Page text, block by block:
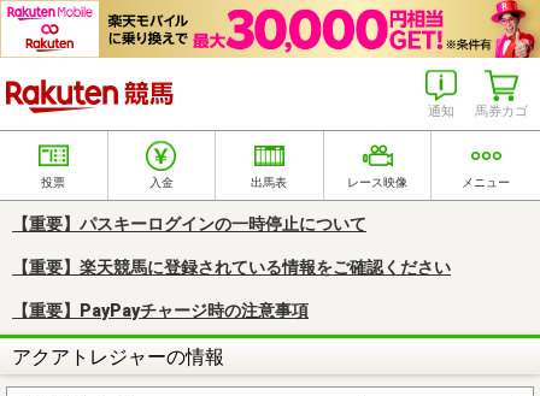
馬券カゴ
通知
投票 入金 出馬表 レース映像 メニュー
【重要】パスキーログインの一時停止について
【重要】楽天競馬に登録されている情報をご確認ください
【重要】PayPayチャージ時の注意事項
アクアトレジャーの情報